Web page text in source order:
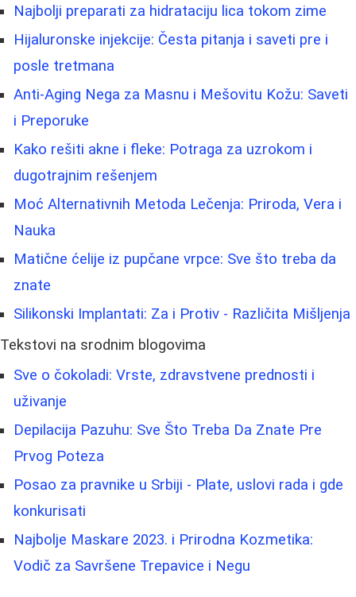
Najbolji preparati za hidrataciju lica tokom zime
Hijaluronske injekcije: Česta pitanja i saveti pre i
posle tretmana
Anti-Aging Nega za Masnu i Mešovitu Kožu: Saveti
i Preporuke
Kako rešiti akne i fleke: Potraga za uzrokom i
dugotrajnim rešenjem
Moć Alternativnih Metoda Lečenja: Priroda, Vera i
Nauka
Matične ćelije iz pupčane vrpce: Sve što treba da
znate
Silikonski Implantati: Za i Protiv - Različita Mišljenja
Tekstovi na srodnim blogovima
Sve o čokoladi: Vrste, zdravstvene prednosti i
uživanje
Depilacija Pazuhu: Sve Što Treba Da Znate Pre
Prvog Poteza
Posao za pravnike u Srbiji - Plate, uslovi rada i gde
konkurisati
Najbolje Maskare 2023. i Prirodna Kozmetika:
Vodič za Savršene Trepavice i Negu